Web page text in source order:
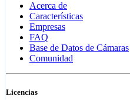
Acerca de
Características
Empresas
FAQ
Base de Datos de Cámaras
Comunidad
Licencias